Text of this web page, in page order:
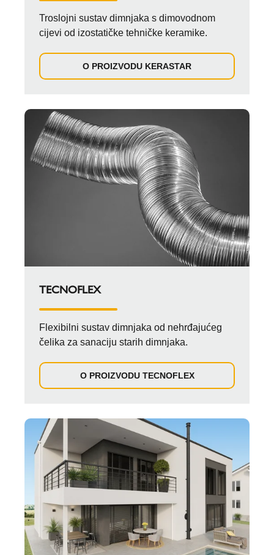
Troslojni sustav dimnjaka s dimovodnom
cijevi od izostatičke tehničke keramike.
O PROIZVODU KERASTAR
TECNOFLEX
Flexibilni sustav dimnjaka od nehrđajućeg
čelika za sanaciju starih dimnjaka.
O PROIZVODU TECNOFLEX